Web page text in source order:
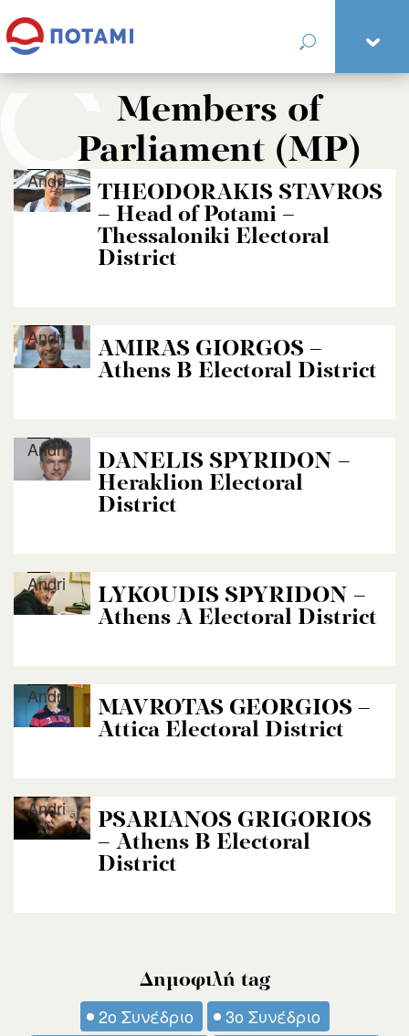
Members of
Parliament (MP)
THEODORAKIS STAVROS
– Head of Potami –
Thessaloniki Electoral
District
Andri
AMIRAS GIORGOS –
Athens B Electoral District
Andri
DANELIS SPYRIDON –
Heraklion Electoral
District
Andri
LYKOUDIS SPYRIDON –
Athens A Electoral District
Andri
MAVROTAS GEORGIOS –
Attica Electoral District
Andri
PSARIANOS GRIGORIOS
– Athens B Electoral
District
Andri
Δημοφιλή tag
2ο Συνέδριο
3ο Συνέδριο